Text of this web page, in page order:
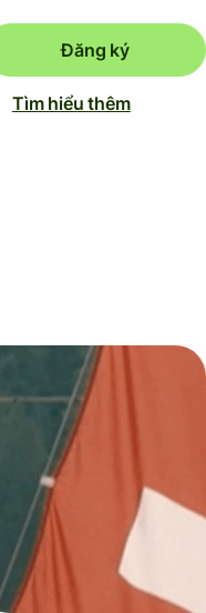
Đăng ký
Tìm hiểu thêm